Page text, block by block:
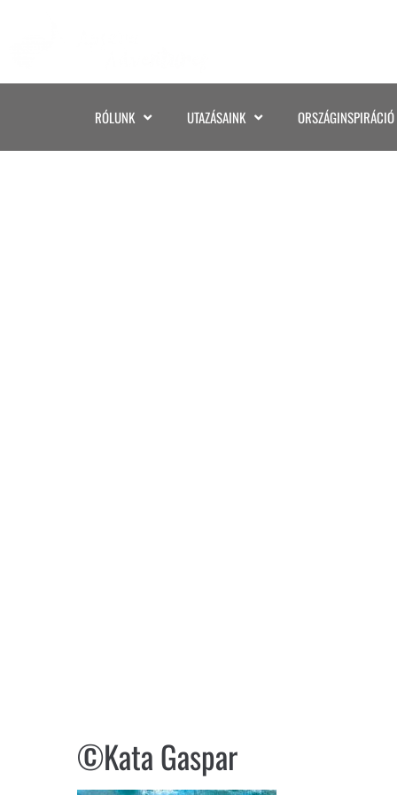
RÓLUNK UTAZÁSAINK ORSZÁGINSPIRÁCIÓ
©Kata Gaspar